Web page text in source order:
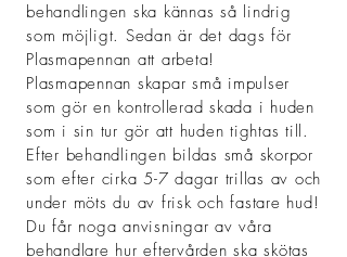
behandlingen ska kännas så lindrig
som möjligt. Sedan är det dags för
Plasmapennan att arbeta!
Plasmapennan skapar små impulser
som gör en kontrollerad skada i huden
som i sin tur gör att huden tightas till.
Efter behandlingen bildas små skorpor
som efter cirka 5-7 dagar trillas av och
under möts du av frisk och fastare hud!
Du får noga anvisningar av våra
behandlare hur eftervården ska skötas